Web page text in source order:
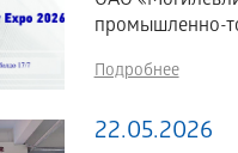
промышленно-
Подробнее
22.05.2026